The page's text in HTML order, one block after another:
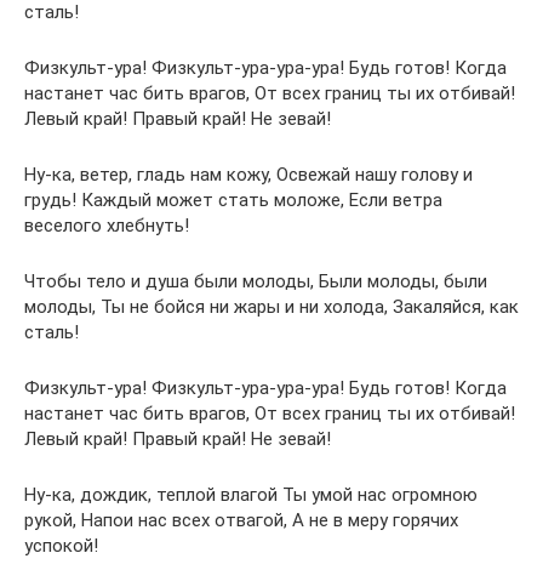
сталь!
Физкульт-ура! Физкульт-ура-ура-ура! Будь готов! Когда
настанет час бить врагов, От всех границ ты их отбивай!
Левый край! Правый край! Не зевай!
Ну-ка, ветер, гладь нам кожу, Освежай нашу голову и
грудь! Каждый может стать моложе, Если ветра
веселого хлебнуть!
Чтобы тело и душа были молоды, Были молоды, были
молоды, Ты не бойся ни жары и ни холода, Закаляйся, как
сталь!
Физкульт-ура! Физкульт-ура-ура-ура! Будь готов! Когда
настанет час бить врагов, От всех границ ты их отбивай!
Левый край! Правый край! Не зевай!
Ну-ка, дождик, теплой влагой Ты умой нас огромною
рукой, Напои нас всех отвагой, А не в меру горячих
успокой!